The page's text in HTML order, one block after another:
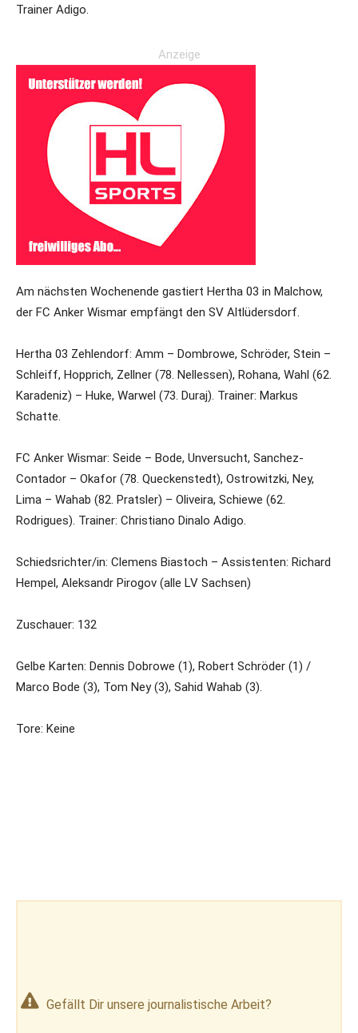
Trainer Adigo.
Anzeige
Am nächsten Wochenende gastiert Hertha 03 in Malchow,
der FC Anker Wismar empfängt den SV Altlüdersdorf.
Hertha 03 Zehlendorf: Amm – Dombrowe, Schröder, Stein –
Schleiff, Hopprich, Zellner (78. Nellessen), Rohana, Wahl (62.
Karadeniz) – Huke, Warwel (73. Duraj). Trainer: Markus
Schatte.
FC Anker Wismar: Seide – Bode, Unversucht, Sanchez-
Contador – Okafor (78. Queckenstedt), Ostrowitzki, Ney,
Lima – Wahab (82. Pratsler) – Oliveira, Schiewe (62.
Rodrigues). Trainer: Christiano Dinalo Adigo.
Schiedsrichter/in: Clemens Biastoch – Assistenten: Richard
Hempel, Aleksandr Pirogov (alle LV Sachsen)
Zuschauer: 132
Gelbe Karten: Dennis Dobrowe (1), Robert Schröder (1) /
Marco Bode (3), Tom Ney (3), Sahid Wahab (3).
Tore: Keine
Gefällt Dir unsere journalistische Arbeit?